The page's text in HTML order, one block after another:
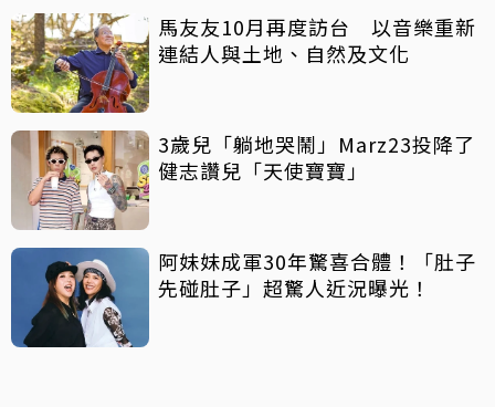
馬友友10月再度訪台 以音樂重新
連結人與土地、自然及文化
3歲兒「躺地哭鬧」Marz23投降了
健志讚兒「天使寶寶」
阿妹妹成軍30年驚喜合體！「肚子
先碰肚子」超驚人近況曝光！